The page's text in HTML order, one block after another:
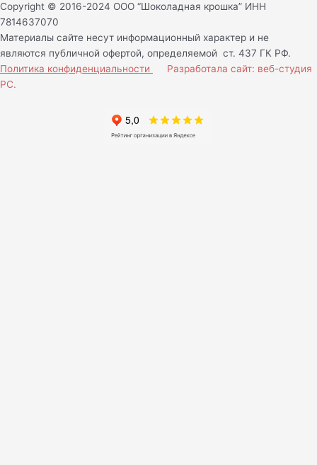
Copyright © 2016-2024 ООО “Шоколадная крошка” ИНН
7814637070
Материалы сайте несут информационный характер и не
являются публичной офертой, определяемой ст. 437 ГК РФ.
Политика конфиденциальности
Разработала сайт: веб-студия
РС.